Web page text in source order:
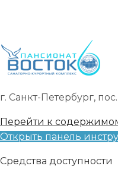
г. Санкт-Петербург,
Перейти к
Открыть панель
Средства доступности